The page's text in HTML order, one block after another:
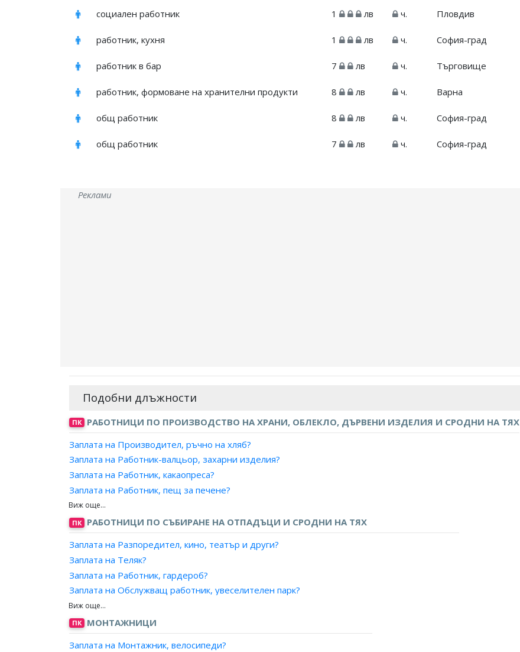
социален работник 1 лв ч. Пловдив
работник, кухня 1 лв ч. София-град
работник в бар 7 лв ч. Търговище
работник, формоване на хранителни продукти 8 лв ч. Варна
общ работник 8 лв ч. София-град
общ работник 7 лв ч. София-град
Реклами
Подобни длъжности
ПК РАБОТНИЦИ ПО ПРОИЗВОДСТВО НА ХРАНИ, ОБЛЕКЛО, ДЪРВЕНИ ИЗДЕЛИЯ И СРОДНИ НА ТЯХ
Заплата на Производител, ръчно на хляб?
Заплата на Работник-валцьор, захарни изделия?
Заплата на Работник, какаопреса?
Заплата на Работник, пещ за печене?
Заплата на Работник, преса за еструдиране на юфка?
Заплата на Работник, разливане на захарни изделия?
Заплата на Работник, разрязване на захарни изделия?
Заплата на Работник, ръчно производство на сладкарски изделия?
Заплата на Работник, формоване на шоколад?
Заплата на Работник, сладкарско производство?
Заплата на Глазировач?
Заплата на Гланцировач?
Заплата на Майстор, производство на хлебни изделия?
Заплата на Майстор, производство на сладкарски изделия?
ПК РАБОТНИЦИ ПО СЪБИРАНЕ НА ОТПАДЪЦИ И СРОДНИ НА ТЯХ
Заплата на Разпоредител, кино, театър и други?
Заплата на Теляк?
Заплата на Работник, гардероб?
Заплата на Обслужващ работник, увеселителен парк?
Заплата на Работник, луна-парк?
Заплата на Работник, панаири?
Заплата на Работник, паркинг?
ПК МОНТАЖНИЦИ
Заплата на Монтажник, велосипеди?